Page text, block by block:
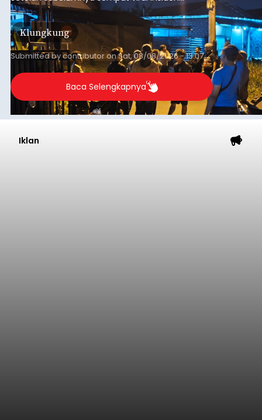
keributan di barat Pasar Galiran, peristiwa serupa
kini menimpa seorang pemuda asal Kabupaten
Sumba Barat Daya (SBD), Nusa Tenggara Timur
(NTT).
Klungkung
Submitted bycontributoronSat, 08/08/2026 - 13:07
Baca Selengkapnya
Iklan